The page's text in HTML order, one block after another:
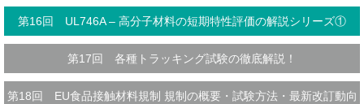
第16回 UL746A – 高分子材料の短期特性評価の解説シリーズ①
第17回 各種トラッキング試験の徹底解説！
第18回 EU食品接触材料規制 規制の概要・試験方法・最新改訂動向